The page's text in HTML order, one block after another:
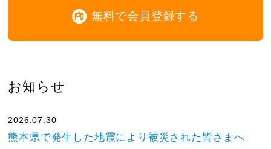
無料で会員登録する
お知らせ
2026.07.30
熊本県で発生した地震により被災された皆さまへ